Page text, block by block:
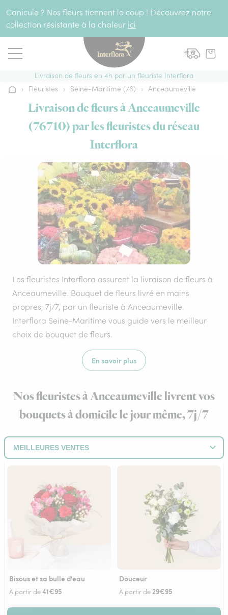
Canicule ? Nos fleurs tiennent le coup ! Découvrez notre
collection résistante à la chaleur ici
Livraison de fleurs en 4h par un fleuriste Interflora
Accueil
› Fleuristes › Seine-Maritime (76) › Anceaumeville
Livraison de fleurs à Anceaumeville
(76710) par les fleuristes du réseau
Interflora
Les fleuristes Interflora assurent la livraison de fleurs à
Anceaumeville. Bouquet de fleurs livré en mains
propres, 7j/7, par un fleuriste à Anceaumeville.
Interflora Seine-Maritime vous guide vers le meilleur
choix de bouquet de fleurs.
En savoir plus
Nos fleuristes à Anceaumeville livrent vos
bouquets à domicile le jour même, 7j/7
Bisous et sa bulle d'eau
À partir de41€95
Douceur
À partir de29€95